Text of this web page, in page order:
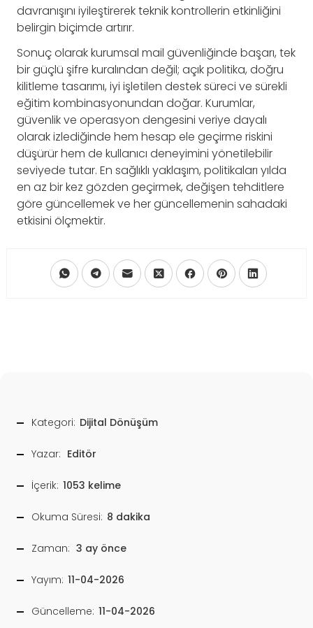
davranışını iyileştirerek teknik kontrollerin etkinliğini
belirgin biçimde artırır.
Sonuç olarak kurumsal mail güvenliğinde başarı, tek
bir güçlü şifre kuralından değil; açık politika, doğru
kilitleme tasarımı, iyi işletilen destek süreci ve sürekli
eğitim kombinasyonundan doğar. Kurumlar,
güvenlik ve operasyon dengesini veriye dayalı
olarak izlediğinde hem hesap ele geçirme riskini
düşürür hem de kullanıcı deneyimini yönetilebilir
seviyede tutar. En sağlıklı yaklaşım, politikaları yılda
en az bir kez gözden geçirmek, değişen tehditlere
göre güncellemek ve her güncellemenin sahadaki
etkisini ölçmektir.
Kategori: Dijital Dönüşüm
Yazar: Editör
İçerik: 1053 kelime
Okuma Süresi: 8 dakika
Zaman: 3 ay önce
Yayım: 11-04-2026
Güncelleme: 11-04-2026